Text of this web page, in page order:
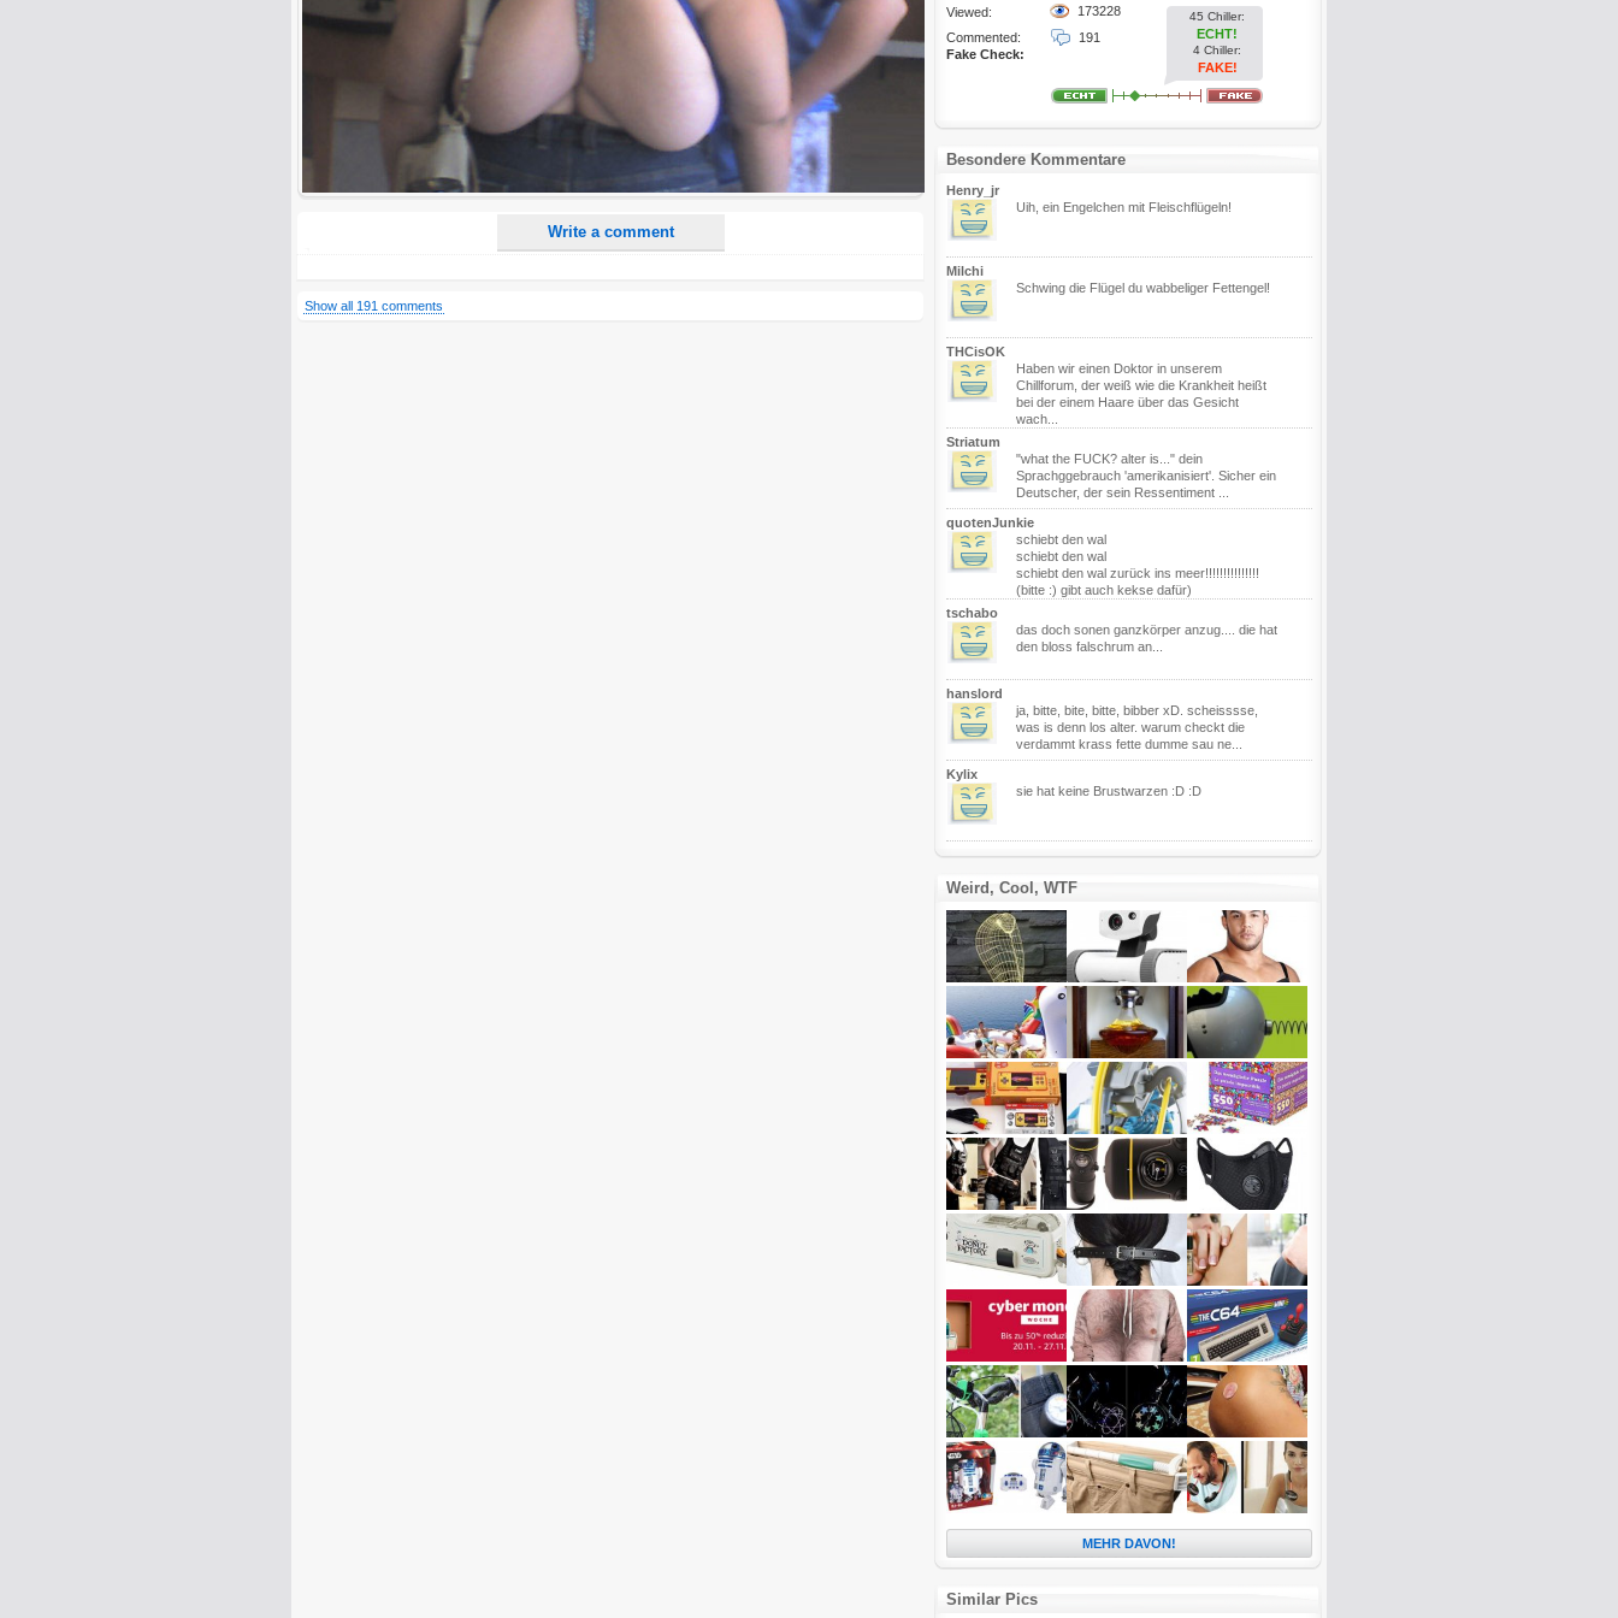
Write a comment
All HTML tags except of <br>, <strike> and <i> will be removed from your comment text.
URLs will be automatically converted. Please use "www." or "http://" in your URLs
Yes, I want to be informed, when someone replies to my comment(s).
Yes, I want to be informed when someone else comments to this content.
Show all 191 comments
Viewed:
Commented:
Fake Check:
173228
191
45 Chiller:
ECHT!
4 Chiller:
FAKE!
Besondere Kommentare
Henry_jr
Uih, ein Engelchen mit Fleischflügeln!
Milchi
Schwing die Flügel du wabbeliger Fettengel!
THCisOK
Haben wir einen Doktor in unserem
Chillforum, der weiß wie die Krankheit heißt
bei der einem Haare über das Gesicht
wach...
Striatum
"what the FUCK? alter is..." dein
Sprachggebrauch 'amerikanisiert'. Sicher ein
Deutscher, der sein Ressentiment ...
quotenJunkie
schiebt den wal
schiebt den wal
schiebt den wal zurück ins meer!!!!!!!!!!!!!!!
(bitte :) gibt auch kekse dafür)
tschabo
das doch sonen ganzkörper anzug.... die hat
den bloss falschrum an...
hanslord
ja, bitte, bite, bitte, bibber xD. scheisssse,
was is denn los alter. warum checkt die
verdammt krass fette dumme sau ne...
Kylix
sie hat keine Brustwarzen :D :D
Weird, Cool, WTF
MEHR DAVON!
Similar Pics